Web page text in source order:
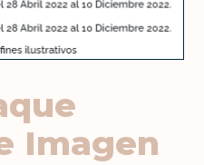
Imagen